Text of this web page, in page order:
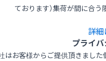
ております）集荷が間に合う
詳
プライ
はお客様からご提供頂きました